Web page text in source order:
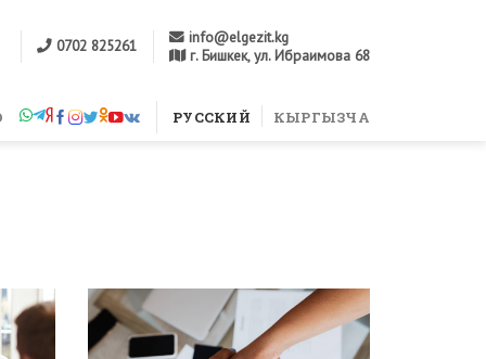
0702 825261
info@elgezit.kg
г. Бишкек, ул. Ибраимова 68
РУССКИЙ КЫРГЫЗЧА